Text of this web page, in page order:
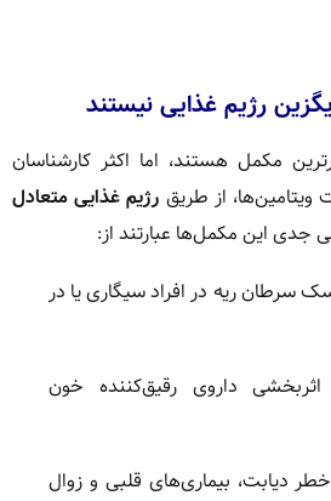
رژیم غذایی نیستند
مکمل هستند، اما اکثر کارشناسان
ویتامین‌ها، از طریق رژیم غذایی متعادل
این مکمل‌ها عبارتند از:
سرطان ریه در افراد سیگاری یا در
داروی رقیق‌کننده خون
دیابت، بیماری‌های قلبی و زوال